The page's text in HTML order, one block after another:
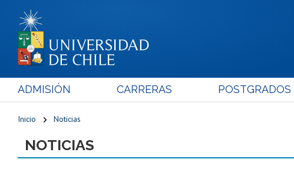
ADMISIÓN CARRERAS POSTGRADOS
Inicio Noticias
NOTICIAS